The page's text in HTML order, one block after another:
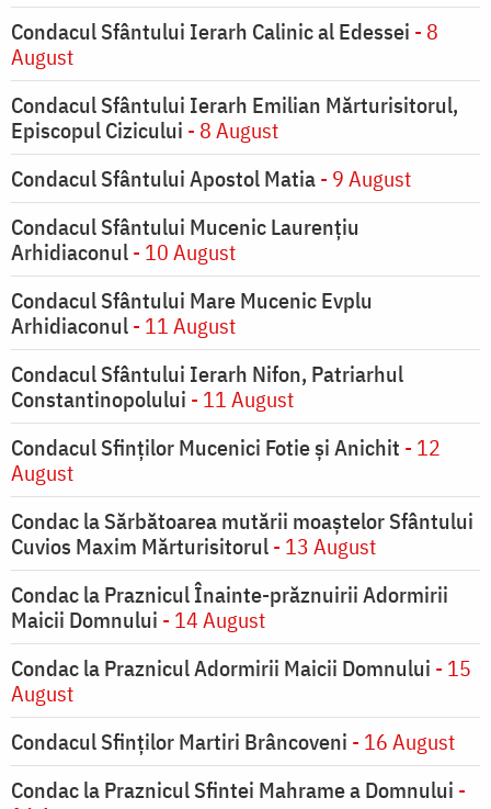
Condacul Sfântului Ierarh Calinic al Edessei - 8
August
Condacul Sfântului Ierarh Emilian Mărturisitorul,
Episcopul Cizicului - 8 August
Condacul Sfântului Apostol Matia- 9 August
Condacul Sfântului Mucenic Laurențiu
Arhidiaconul- 10 August
Condacul Sfântului Mare Mucenic Evplu
Arhidiaconul- 11 August
Condacul Sfântului Ierarh Nifon, Patriarhul
Constantinopolului - 11 August
Condacul Sfinţilor Mucenici Fotie şi Anichit - 12
August
Condac la Sărbătoarea mutării moaştelor Sfântului
Cuvios Maxim Mărturisitorul- 13 August
Condac la Praznicul Înainte-prăznuirii Adormirii
Maicii Domnului - 14 August
Condac la Praznicul Adormirii Maicii Domnului - 15
August
Condacul Sfinților Martiri Brâncoveni - 16 August
Condac la Praznicul Sfintei Mahrame a Domnului -